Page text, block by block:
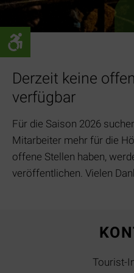
Derzeit keine
verfügbar
Für die Saison 2026
Mitarbeiter mehr für die
offene Stellen haben,
veröffentlichen. Vielen
Tourist-